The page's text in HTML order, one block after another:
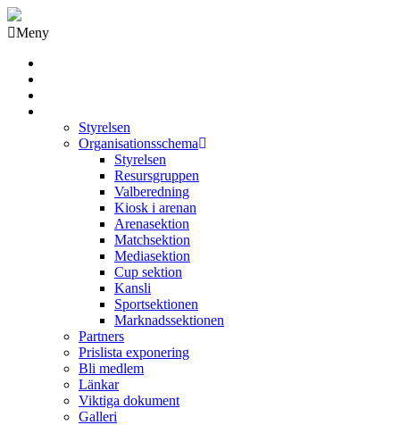
Meny
Styrelsen
Organisationsschema
Styrelsen
Resursgruppen
Valberedning
Kiosk i arenan
Arenasektion
Matchsektion
Mediasektion
Cup sektion
Kansli
Sportsektionen
Marknadssektionen
Partners
Prislista exponering
Bli medlem
Länkar
Viktiga dokument
Galleri